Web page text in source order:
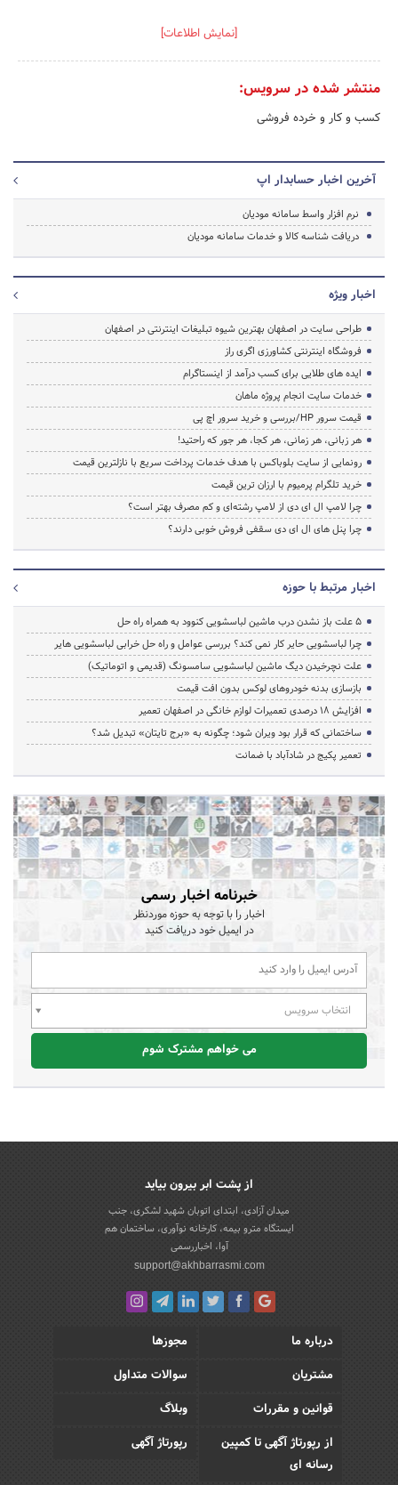
[نمایش اطلاعات]
منتشر شده در سرویس:
کسب و کار و خرده فروشی
آخرین اخبار حسابدار اپ
نرم افزار واسط سامانه مودیان
دریافت شناسه کالا و خدمات سامانه مودیان
اخبار ویژه
طراحی سایت در اصفهان بهترین شیوه تبلیغات اینترنتی در اصفهان
فروشگاه اینترنتی کشاورزی اگری راز
ایده های طلایی برای کسب درآمد از اینستاگرام
خدمات سایت انجام پروژه ماهان
قیمت سرور HP/بررسی و خرید سرور اچ پی
هر زبانی، هر زمانی، هر کجا، هر جور که راحتید!
رونمایی از سایت بلوباکس با هدف خدمات پرداخت سریع با نازلترین قیمت
خرید تلگرام پرمیوم با ارزان ترین قیمت
چرا لامپ ال ای دی از لامپ رشته‌ای و کم مصرف بهتر است؟
چرا پنل های ال ای دی سقفی فروش خوبی دارند؟
اخبار مرتبط با حوزه
5 علت باز نشدن درب ماشین لباسشویی کنوود به همراه راه حل
چرا لباسشویی حایر کار نمی کند؟ بررسی عوامل و راه حل خرابی لباسشویی هایر
علت نچرخیدن دیگ ماشین لباسشویی سامسونگ (قدیمی و اتوماتیک)
بازسازی بدنه خودروهای لوکس بدون افت قیمت
افزایش ۱۸ درصدی تعمیرات لوازم خانگی در اصفهان تعمیر
ساختمانی که قرار بود ویران شود؛ چگونه به «برج تایتان» تبدیل شد؟
تعمیر پکیج در شادآباد با ضمانت
خبرنامه اخبار رسمی
اخبار را با توجه به حوزه موردنظر
در ایمیل خود دریافت کنید
انتخاب سرویس
می خواهم مشترک شوم
از پشت ابر بیرون بیاید
میدان آزادی، ابتدای اتوبان شهید لشکری، جنب
ایستگاه مترو بیمه، کارخانه نوآوری، ساختمان هم
آوا، اخباررسمی
support@akhbarrasmi.com
درباره ما
مجوزها
مشتریان
سوالات متداول
قوانین و مقررات
وبلاگ
از رپورتاژ آگهی تا کمپین
رسانه ای
رپورتاژ آگهی